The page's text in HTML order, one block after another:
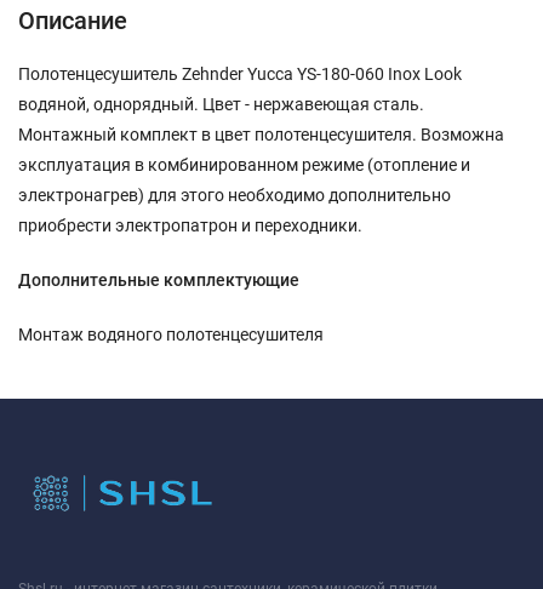
Описание
Полотенцесушитель Zehnder Yucca YS-180-060 Inox Look
водяной, однорядный. Цвет - нержавеющая сталь.
Монтажный комплект в цвет полотенцесушителя. Возможна
эксплуатация в комбинированном режиме (отопление и
электронагрев) для этого необходимо дополнительно
приобрести электропатрон и переходники.
Дополнительные комплектующие
Монтаж водяного полотенцесушителя